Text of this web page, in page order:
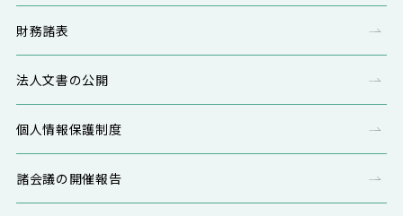
財務諸表
法人文書の公開
個人情報保護制度
諸会議の開催報告